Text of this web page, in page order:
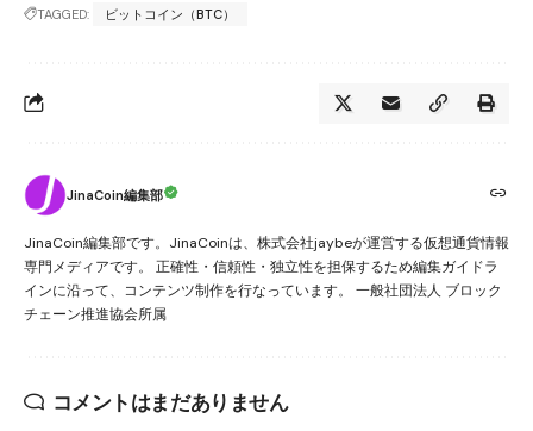
TAGGED: ビットコイン（BTC）
JinaCoin編集部
JinaCoin編集部です。JinaCoinは、株式会社jaybeが運営する仮想通貨情報
専門メディアです。 正確性・信頼性・独立性を担保するため編集ガイドラ
インに沿って、コンテンツ制作を行なっています。 一般社団法人 ブロック
チェーン推進協会所属
コメントはまだありません